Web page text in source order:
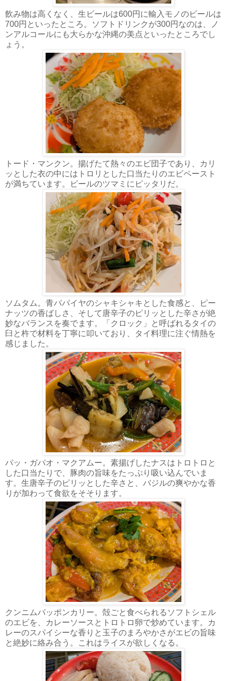
飲み物は高くなく、生ビールは600円に輸入モノのビールは
700円といったところ。ソフトドリンクが300円なのは、ノ
ンアルコールにも大らかな沖縄の美点といったところでし
ょう。
トード・マンクン。揚げたて熱々のエビ団子であり、カリ
ッとした衣の中にはトロリとした口当たりのエビペースト
が満ちています。ビールのツマミにピッタリだ。
ソムタム。青パパイヤのシャキシャキとした食感と、ピー
ナッツの香ばしさ、そして唐辛子のピリッとした辛さが絶
妙なバランスを奏でます。「クロック」と呼ばれるタイの
臼と杵で材料を丁寧に叩いており、タイ料理に注ぐ情熱を
感じました。
パッ・ガパオ・マクアムー。素揚げしたナスはトロトロと
した口当たりで、豚肉の旨味をたっぷり吸い込んでいま
す。生唐辛子のピリッとした辛さと、バジルの爽やかな香
りが加わって食欲をそそります。
クンニムパッポンカリー。殻ごと食べられるソフトシェル
のエビを、カレーソースとトロトロ卵で炒めています。カ
レーのスパイシーな香りと玉子のまろやかさがエビの旨味
と絶妙に絡み合う。これはライスが欲しくなる。